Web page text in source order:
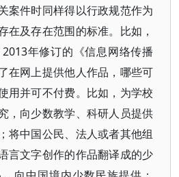
案件时同样得以行政规范作为
在及存在范围的标准。比如，
年修订的《信息网络传播
在网上提供他人作品，哪些可
用并可不付费。比如，为学校
，向少数教学、科研人员提供
将中国公民、法人或者其他组
言文字创作的作品翻译成的少